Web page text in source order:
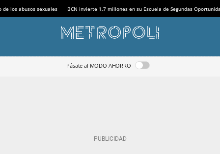
de los abusos sexuales BCN invierte 1,7 millones en su Escuela de Segundas
Pásate al MODO AHORRO